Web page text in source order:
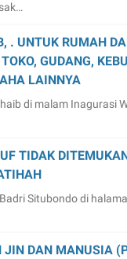
. UNTUK RUMAH
GUDANG,
LAINNYA
di malam Inagurasi
TIDAK
Situbondo di
JIN DAN MANUSIA